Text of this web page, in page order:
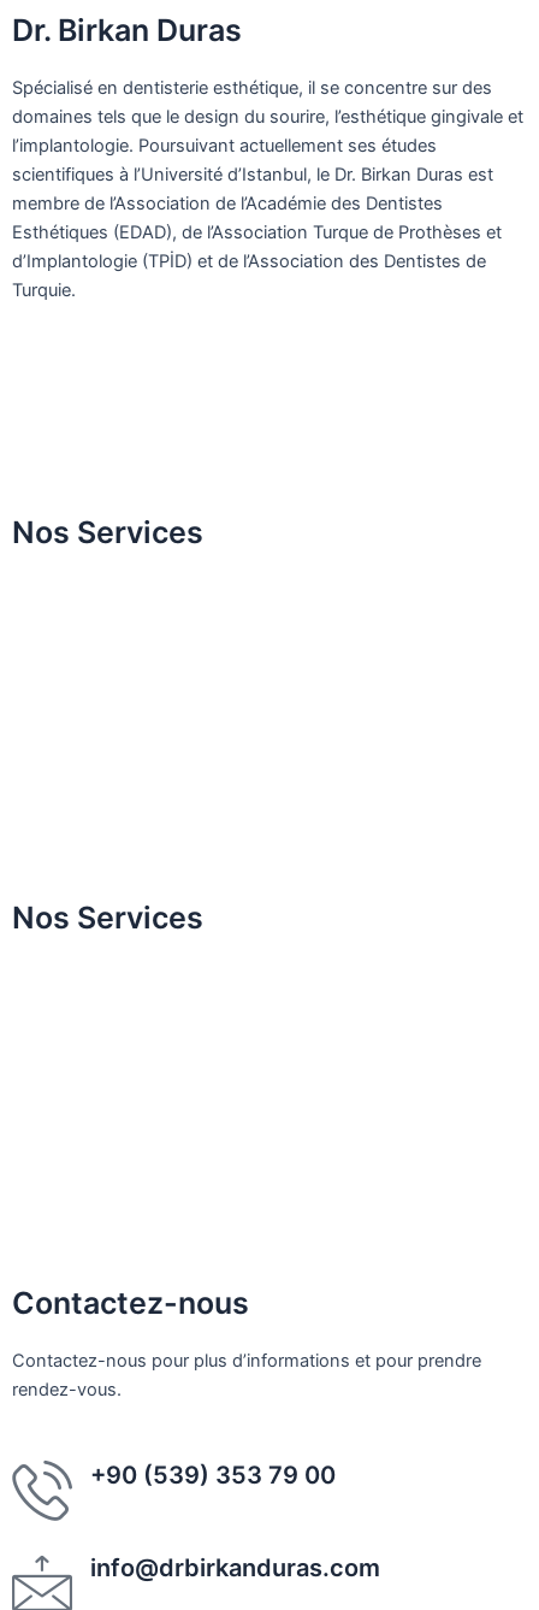
Dr. Birkan Duras
Spécialisé en dentisterie esthétique, il se concentre sur des
domaines tels que le design du sourire, l’esthétique gingivale et
l’implantologie. Poursuivant actuellement ses études
scientifiques à l’Université d’Istanbul, le Dr. Birkan Duras est
membre de l’Association de l’Académie des Dentistes
Esthétiques (EDAD), de l’Association Turque de Prothèses et
d’Implantologie (TPİD) et de l’Association des Dentistes de
Turquie.
Nos Services
Nos Services
Contactez-nous
Contactez-nous pour plus d’informations et pour prendre
rendez-vous.
+90 (539) 353 79 00
info@drbirkanduras.com